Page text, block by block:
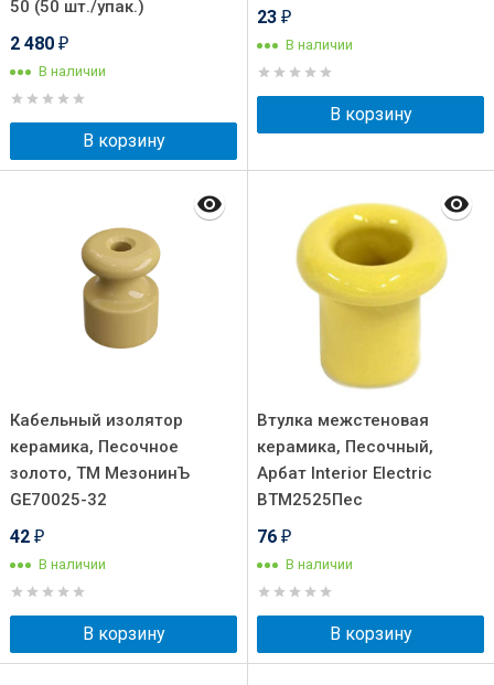
50 (50 шт./упак.)
2 480 ₽
В наличии
В корзину
23 ₽
В наличии
В корзину
Кабельный изолятор
керамика, Песочное
золото, ТМ МезонинЪ
GE70025-32
42 ₽
В наличии
В корзину
Втулка межстеновая
керамика, Песочный,
Арбат Interior Electric
ВТМ2525Пес
76 ₽
В наличии
В корзину